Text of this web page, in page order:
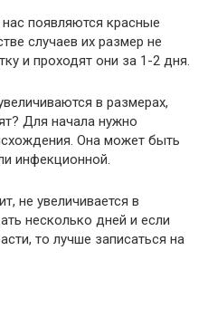
появляются красные
случаев их размер не
и проходят они за 1-2 дня.
в размерах,
Для начала нужно
Она может быть
инфекционной.
не увеличивается в
несколько дней и если
то лучше записаться на